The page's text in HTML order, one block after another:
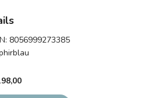
8056999273385